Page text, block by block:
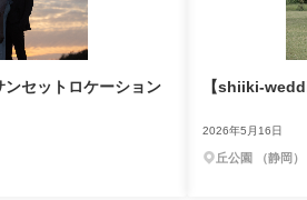
セットロケーション
【shiiki-
2026年5月16日
丘公園 （静岡）